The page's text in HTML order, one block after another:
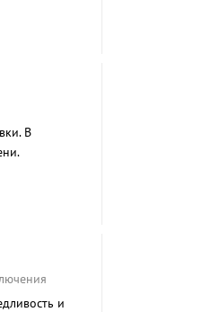
В
и